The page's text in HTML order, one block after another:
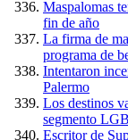
Maspalomas
fin de año
La firma de
programa de
Intentaron
Palermo
Los destinos
segmento
Escritor de